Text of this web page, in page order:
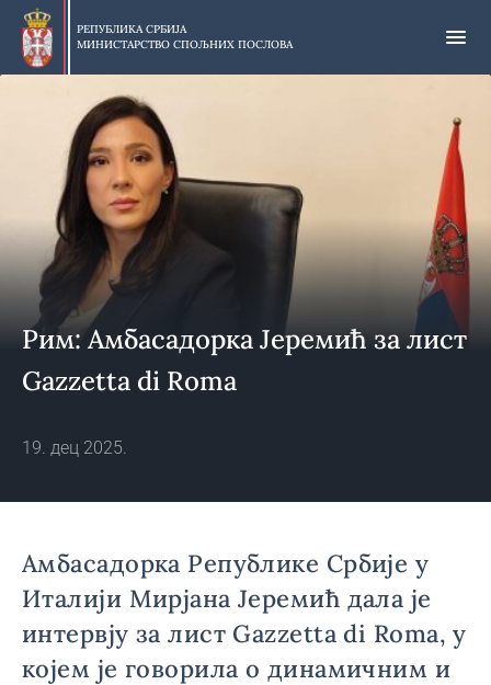
Прескочи
главни
део
РЕПУБЛИКА СРБИЈА
МИНИСТАРСТВО СПОЉНИХ ПОСЛОВА
Рим: Амбасадорка Јеремић за лист
Gazzetta di Roma
19. дец 2025.
Амбасадорка Републике Србије у
Италији Мирјана Јеремић дала је
интервју за лист Gazzetta di Roma, у
којем је говорила о динамичним и